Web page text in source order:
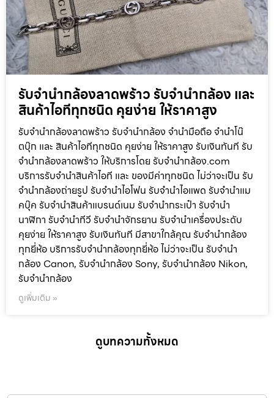
รับจำนำกล้องลาดพร้าว รับจํานํากล้อง และ
สินค้าไอทีทุกชนิด คุยง่าย ให้ราคาสูง
รับจำนำกล้องลาดพร้าว รับจํานํากล้อง จำนำมือถือ จำนำโน๊
ตบุ๊ก และ สินค้าไอทีทุกชนิด คุยง่าย ให้ราคาสูง รับเงินทันที รับ
จำนำกล้องลาดพร้าว ให้บริการโดย รับจํานํากล้อง.com
บริการรับจํานําสินค้าไอที และ ของมีค่าทุกชนิด ไม่ว่าจะเป็น รับ
จํานํากล้องถ่ายรูป รับจํานําไอโฟน รับจํานําไอแพด รับจํานําแม
คบุ๊ค รับจํานําสินค้าแบรนด์เนม รับจํานํากระเป๋า รับจํานํา
นาฬิกา รับจํานําทีวี รับจํานําจักรยาน รับจํานําเครื่องประดับ
คุยง่าย ให้ราคาสูง รับเงินทันที มีสาขาใกล้คุณ รับจำนำกล้อง
ทุกยี่ห้อ บริการรับจำนำกล้องทุกยี่ห้อ ไม่ว่าจะเป็น รับจำนำ
กล้อง Canon, รับจำนำกล้อง Sony, รับจำนำกล้อง Nikon,
รับจำนำกล้อง
ดูเพิ่มเติม »
ดูบทความทั้งหมด